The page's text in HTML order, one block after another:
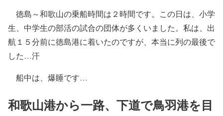
徳島～和歌山の乗船時間は２時間です。この日は、小学
生、中学生の部活の試合の団体が多くいました。私は、出
航１５分前に徳島港に着いたのですが、本当に列の最後で
した…汗
船中は、爆睡です…
和歌山港から一路、下道で鳥羽港を目